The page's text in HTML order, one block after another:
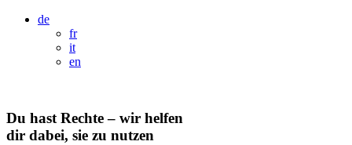
de
fr
it
en
Du hast Rechte – wir helfen
dir dabei, sie zu nutzen